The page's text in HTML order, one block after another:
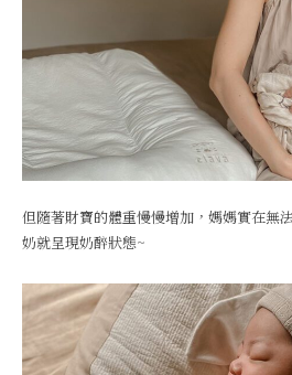
但隨著財寶的體重慢慢增加，媽媽實在無
奶就呈現奶醉狀態~